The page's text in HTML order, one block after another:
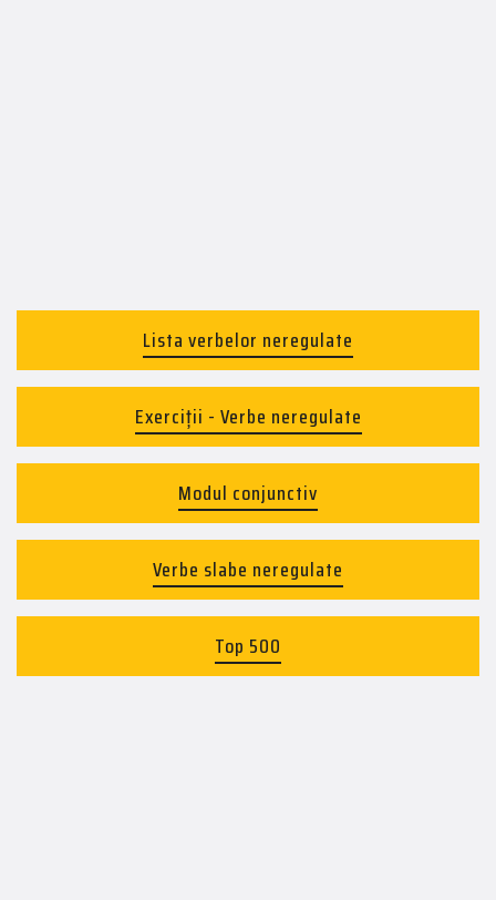
Lista verbelor neregulate
Exerciții - Verbe neregulate
Modul conjunctiv
Verbe slabe neregulate
Top 500